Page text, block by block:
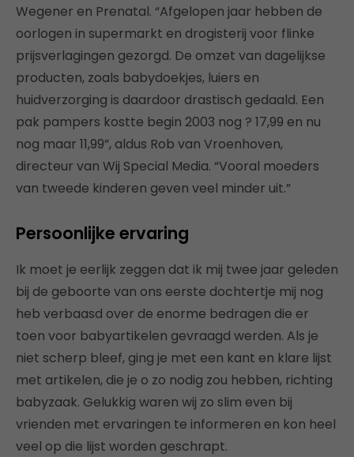
Wegener en Prenatal. “Afgelopen jaar hebben de
oorlogen in supermarkt en drogisterij voor flinke
prijsverlagingen gezorgd. De omzet van dagelijkse
producten, zoals babydoekjes, luiers en
huidverzorging is daardoor drastisch gedaald. Een
pak pampers kostte begin 2003 nog ? 17,99 en nu
nog maar 11,99”, aldus Rob van Vroenhoven,
directeur van Wij Special Media. “Vooral moeders
van tweede kinderen geven veel minder uit.”
Persoonlijke ervaring
Ik moet je eerlijk zeggen dat ik mij twee jaar geleden
bij de geboorte van ons eerste dochtertje mij nog
heb verbaasd over de enorme bedragen die er
toen voor babyartikelen gevraagd werden. Als je
niet scherp bleef, ging je met een kant en klare lijst
met artikelen, die je o zo nodig zou hebben, richting
babyzaak. Gelukkig waren wij zo slim even bij
vrienden met ervaringen te informeren en kon heel
veel op die lijst worden geschrapt.